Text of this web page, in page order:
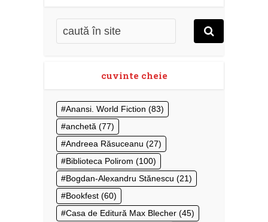
cuvinte cheie
Anansi. World Fiction (83)
anchetă (77)
Andreea Răsuceanu (27)
Biblioteca Polirom (100)
Bogdan-Alexandru Stănescu (21)
Bookfest (60)
Casa de Editură Max Blecher (45)